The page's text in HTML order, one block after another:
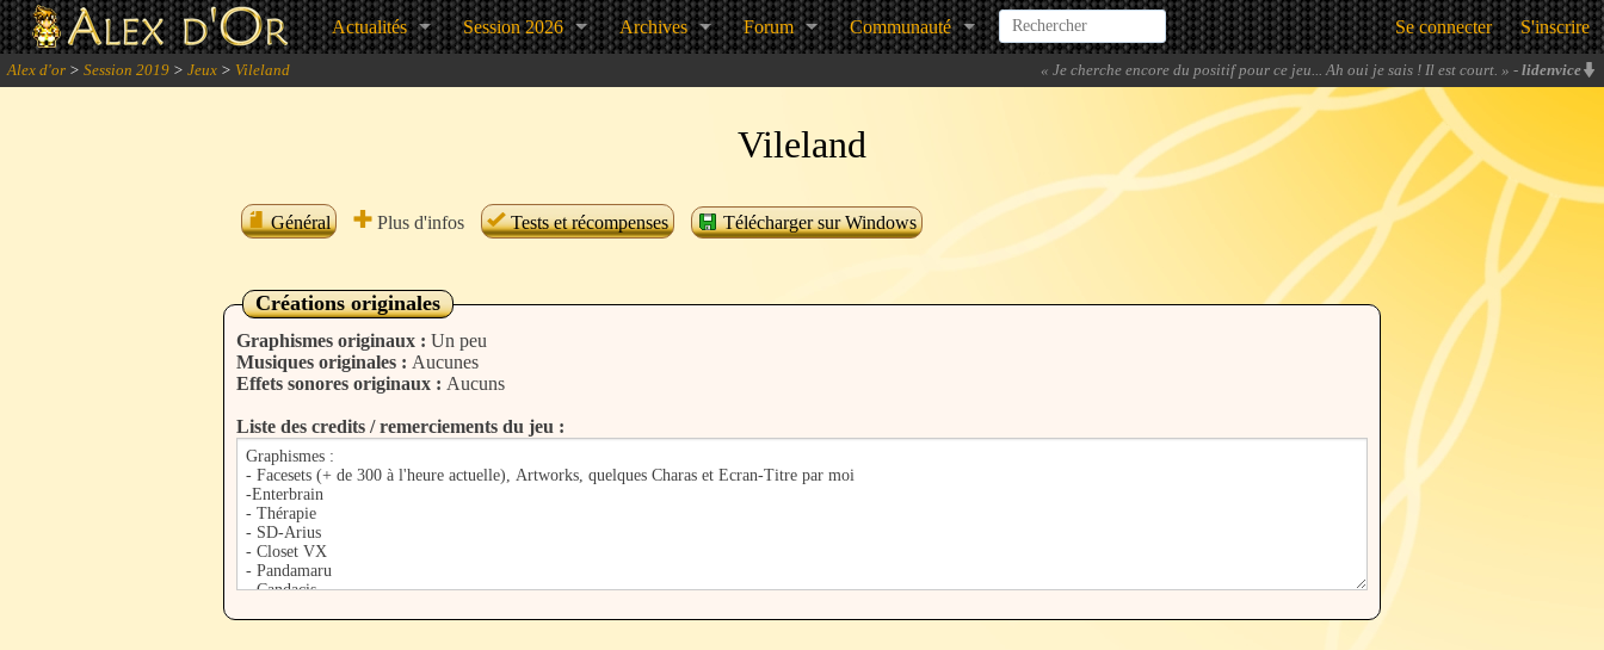
Actualités Session 2026 Archives Forum Communauté Se connecter S'inscrire
Alex d'or > Session 2019 > Jeux > Vileland « Je cherche encore du positif pour ce jeu... Ah oui je sais ! Il est court. » - lidenvice
Vileland
Général Plus d'infos Tests et récompenses Télécharger sur Windows
Créations originales
Graphismes originaux : Un peu
Musiques originales : Aucunes
Effets sonores originaux : Aucuns
Liste des credits / remerciements du jeu :